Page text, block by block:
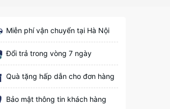
Miễn phí vận chuyển tại Hà Nội
Đổi trả trong vòng 7 ngày
Quà tặng hấp dẫn cho đơn hàng
Bảo mật thông tin khách hàng